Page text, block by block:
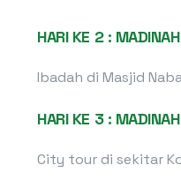
HARI KE 2 : MADINAH
Ibadah di Masjid
HARI KE 3 : MADINAH
City tour di sekitar